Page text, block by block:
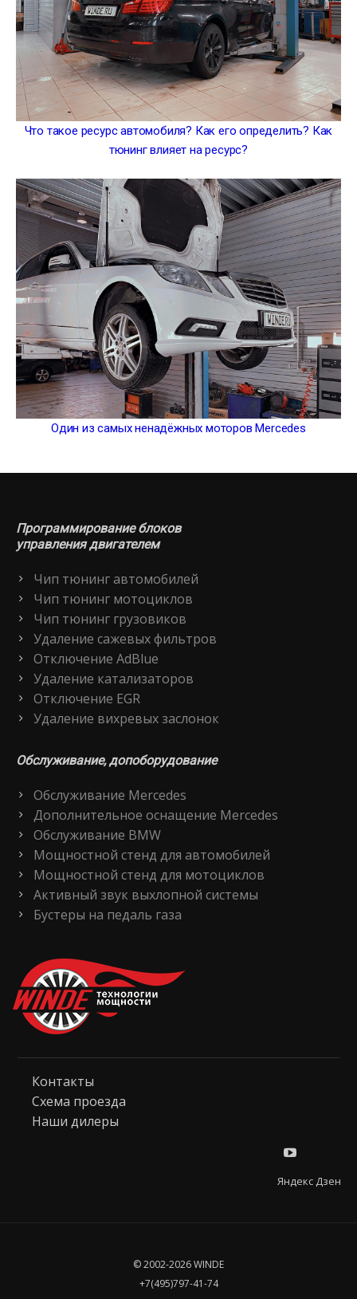
Что такое ресурс автомобиля? Как его определить? Как
тюнинг влияет на ресурс?
Один из самых ненадёжных моторов Mercedes
Программирование блоков
управления двигателем
Чип тюнинг автомобилей
Чип тюнинг мотоциклов
Чип тюнинг грузовиков
Удаление сажевых фильтров
Отключение AdBlue
Удаление катализаторов
Отключение EGR
Удаление вихревых заслонок
Обслуживание, допоборудование
Обслуживание Mercedes
Дополнительное оснащение Mercedes
Обслуживание BMW
Мощностной стенд для автомобилей
Мощностной стенд для мотоциклов
Активный звук выхлопной системы
Бустеры на педаль газа
Контакты
Схема проезда
Наши дилеры
Яндекс Дзен
© 2002-2026 WINDE
+7(495)797-41-74